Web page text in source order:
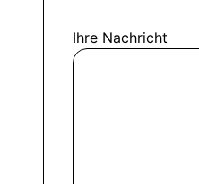
Ihre Nachricht